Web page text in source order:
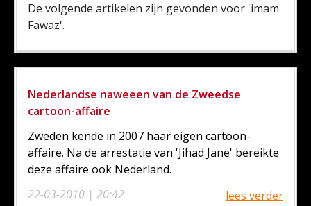
De volgende artikelen zijn gevonden voor 'imam
Fawaz'.
Nederlandse naweeen van de Zweedse
cartoon-affaire
22-03-2010 | 20:42
Zweden kende in 2007 haar eigen cartoon-
affaire. Na de arrestatie van 'Jihad Jane' bereikte
deze affaire ook Nederland.
lees verder